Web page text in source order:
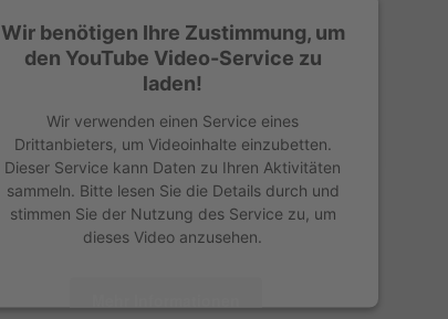
Wir benötigen Ihre Zustimmung, um
den YouTube Video-Service zu
laden!
Wir verwenden einen Service eines
Drittanbieters, um Videoinhalte einzubetten.
Dieser Service kann Daten zu Ihren Aktivitäten
sammeln. Bitte lesen Sie die Details durch und
stimmen Sie der Nutzung des Service zu, um
dieses Video anzusehen.